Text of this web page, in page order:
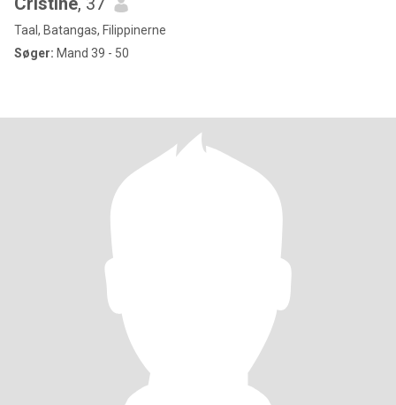
Taal, Batangas, Filippinerne
Søger: Mand 39 - 50